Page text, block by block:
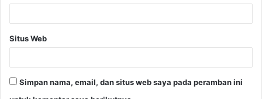
Situs Web
Simpan nama, email, dan situs web saya pada peramban ini